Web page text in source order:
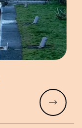
Meer